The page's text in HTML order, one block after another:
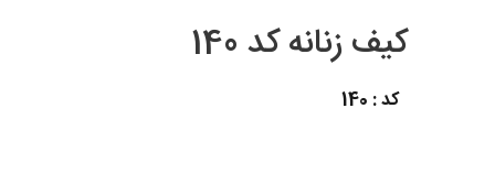
کیف زنانه کد 140
کد : 140